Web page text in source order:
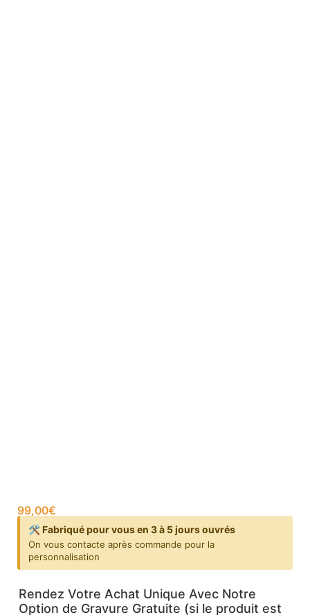
99,00€
🛠️ Fabriqué pour vous en 3 à 5 jours ouvrés
On vous contacte après commande pour la
personnalisation
Rendez Votre Achat Unique Avec Notre
Option de Gravure Gratuite (si le produit est